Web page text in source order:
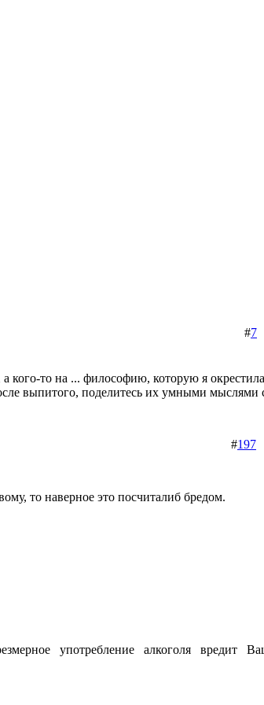
#7
а кого-то на ... философию, которую я
выпитого, поделитесь их умными мыслями
#197
то наверное это посчиталиб бредом.
употребление алкоголя вредит